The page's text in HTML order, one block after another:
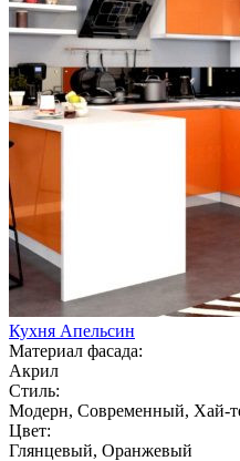
Кухня Апельсин
Материал фасада:
Акрил
Стиль:
Модерн, Современный, Хай-
Цвет:
Глянцевый, Оранжевый